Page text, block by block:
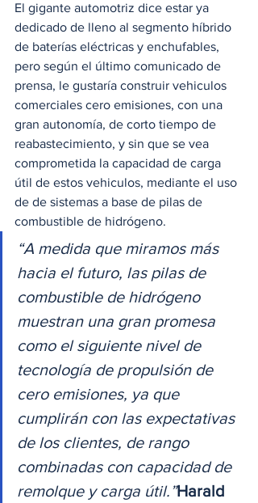
El gigante automotriz dice estar ya
dedicado de lleno al segmento híbrido
de baterías eléctricas y enchufables,
pero según el último comunicado de
prensa, le gustaría construir vehiculos
comerciales cero emisiones, con una
gran autonomía, de corto tiempo de
reabastecimiento, y sin que se vea
comprometida la capacidad de carga
útil de estos vehiculos, mediante el uso
de de sistemas a base de pilas de
combustible de hidrógeno.
“A medida que miramos más
hacia el futuro, las pilas de
combustible de hidrógeno
muestran una gran promesa
como el siguiente nivel de
tecnología de propulsión de
cero emisiones, ya que
cumplirán con las expectativas
de los clientes, de rango
combinadas con capacidad de
remolque y carga útil.”Harald